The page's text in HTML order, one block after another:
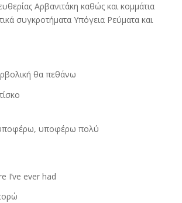
Αρβανιτάκη καθώς και κομμάτια
συγκροτήματα Υπόγεια Ρεύματα και
θα πεθάνω
υποφέρω πολύ
I’ve ever had